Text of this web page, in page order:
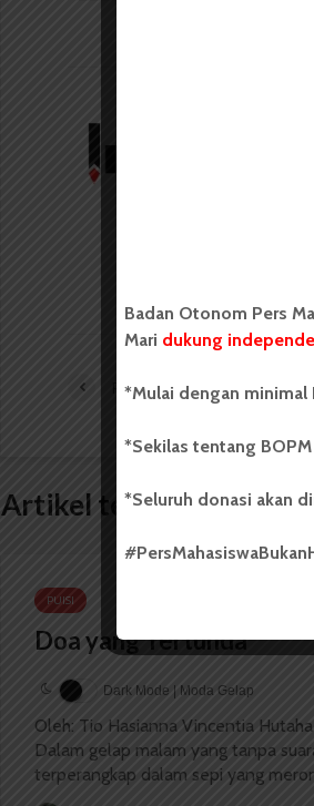
Badan
mahasiswa
mahasiswa
Pembimbingku
Artikel terkait lain
PUISI
Doa yang Tertunda
Dark Mode | Moda Gelap
Oleh: Tio Hasianna Vincentia
Dalam gelap malam yang tanpa
terperangkap dalam sepi yang
Badan Otonom Pers
Mari dukung
*Mulai dengan minimal
*Sekilas tentang
*Seluruh donasi akan